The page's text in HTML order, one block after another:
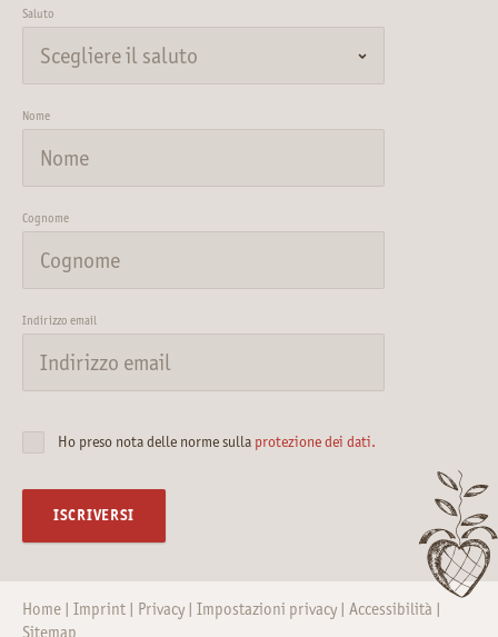
Saluto
Nome
Cognome
Indirizzo email
Ho preso nota delle norme sulla protezione dei dati.
ISCRIVERSI
Home Imprint Privacy Impostazioni privacy
Accessibilità
Sitemap